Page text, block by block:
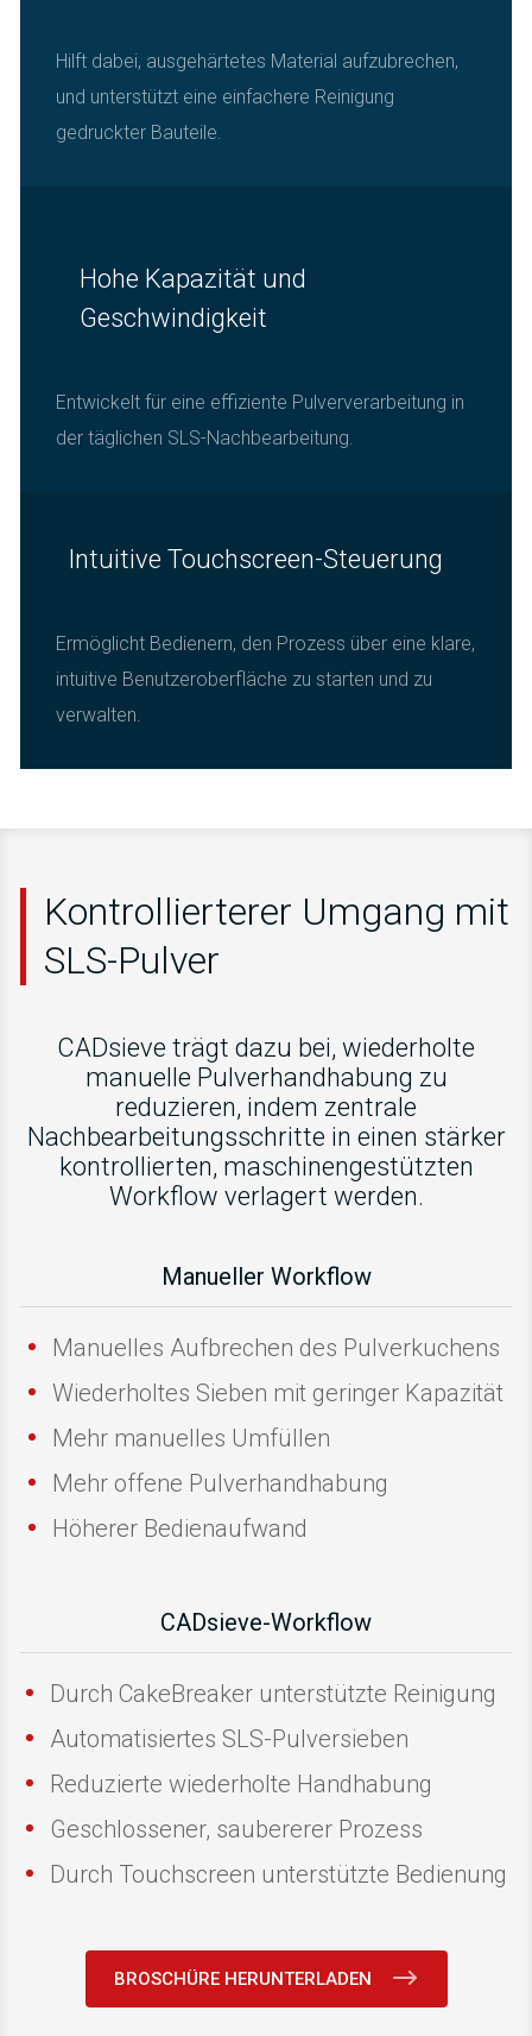
Hilft dabei, ausgehärtetes Material aufzubrechen,
und unterstützt eine einfachere Reinigung
gedruckter Bauteile.
Hohe Kapazität und
Geschwindigkeit
Entwickelt für eine effiziente Pulververarbeitung in
der täglichen SLS-Nachbearbeitung.
Intuitive Touchscreen-Steuerung
Ermöglicht Bedienern, den Prozess über eine klare,
intuitive Benutzeroberfläche zu starten und zu
verwalten.
Kontrollierterer Umgang mit
SLS-Pulver
CADsieve trägt dazu bei, wiederholte
manuelle Pulverhandhabung zu
reduzieren, indem zentrale
Nachbearbeitungsschritte in einen stärker
kontrollierten, maschinengestützten
Workflow verlagert werden.
Manueller Workflow
Manuelles Aufbrechen des Pulverkuchens
Wiederholtes Sieben mit geringer Kapazität
Mehr manuelles Umfüllen
Mehr offene Pulverhandhabung
Höherer Bedienaufwand
CADsieve-Workflow
Durch CakeBreaker unterstützte Reinigung
Automatisiertes SLS-Pulversieben
Reduzierte wiederholte Handhabung
Geschlossener, saubererer Prozess
Durch Touchscreen unterstützte Bedienung
BROSCHÜRE HERUNTERLADEN